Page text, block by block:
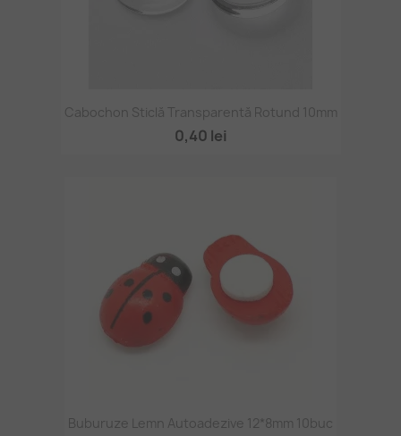
Cabochon Sticlă Transparentă Rotund 10mm
0,40 lei
Buburuze Lemn Autoadezive 12*8mm 10buc